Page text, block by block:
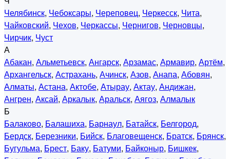
Челябинск, Чебоксары, Череповец, Черкесск, Чита,
Чайковский, Чехов, Черкассы, Чернигов, Черновцы,
Чирчик, Чуст
А
Абакан, Альметьевск, Ангарск, Арзамас, Армавир, Артём,
Архангельск, Астрахань, Ачинск, Азов, Анапа, Абовян,
Алматы, Астана, Актобе, Атырау, Актау, Андижан,
Ангрен, Аксай, Аркалык, Аральск, Аягоз, Алмалык
Б
Балаково, Балашиха, Барнаул, Батайск, Белгород,
Бердск, Березники, Бийск, Благовещенск, Братск, Брянск,
Бугульма, Брест, Баку, Батуми, Байконыр, Бишкек,